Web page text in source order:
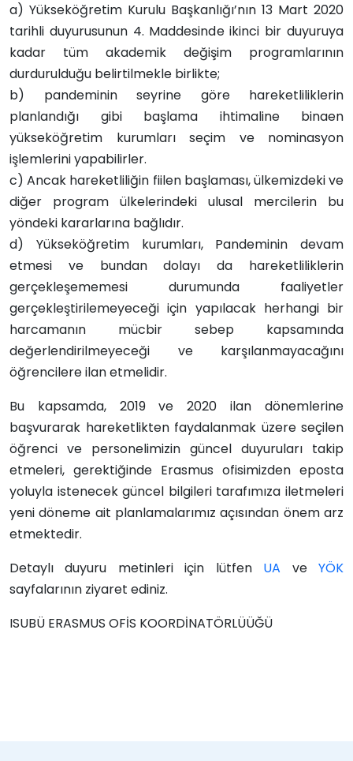
a) Yükseköğretim Kurulu Başkanlığı’nın 13 Mart 2020
tarihli duyurusunun 4. Maddesinde ikinci bir duyuruya
kadar tüm akademik değişim programlarının
durdurulduğu belirtilmekle birlikte;
b) pandeminin seyrine göre hareketliliklerin
planlandığı gibi başlama ihtimaline binaen
yükseköğretim kurumları seçim ve nominasyon
işlemlerini yapabilirler.
c) Ancak hareketliliğin fiilen başlaması, ülkemizdeki ve
diğer program ülkelerindeki ulusal mercilerin bu
yöndeki kararlarına bağlıdır.
d) Yükseköğretim kurumları, Pandeminin devam
etmesi ve bundan dolayı da hareketliliklerin
gerçekleşememesi durumunda faaliyetler
gerçekleştirilemeyeceği için yapılacak herhangi bir
harcamanın mücbir sebep kapsamında
değerlendirilmeyeceği ve karşılanmayacağını
öğrencilere ilan etmelidir.
Bu kapsamda, 2019 ve 2020 ilan dönemlerine
başvurarak hareketlikten faydalanmak üzere seçilen
öğrenci ve personelimizin güncel duyuruları takip
etmeleri, gerektiğinde Erasmus ofisimizden eposta
yoluyla istenecek güncel bilgileri tarafımıza iletmeleri
yeni döneme ait planlamalarımız açısından önem arz
etmektedir.
Detaylı duyuru metinleri için lütfen UA veYÖK
sayfalarının ziyaret ediniz.
ISUBÜ ERASMUS OFİS KOORDİNATÖRLÜÜĞÜ